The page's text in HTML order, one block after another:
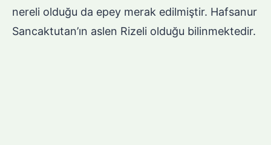
nereli olduğu da epey merak edilmiştir. Hafsanur
Sancaktutan’ın aslen Rizeli olduğu bilinmektedir.